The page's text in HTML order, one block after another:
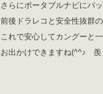
さらにポータブルナビにバ
前後ドラレコと安全性抜群
これで安心してカングーと
お出かけできますね(^^♪ 羨